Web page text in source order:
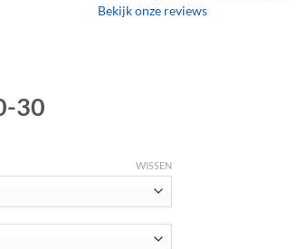
Bekijk onze reviews
30
WISSEN